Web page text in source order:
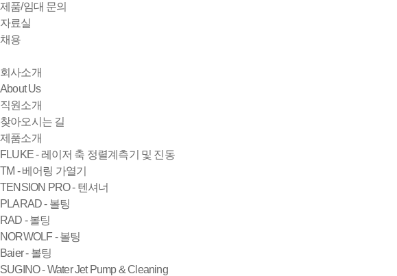
제품/임대 문의
자료실
채용
회사소개
About Us
직원소개
찾아오시는 길
제품소개
FLUKE - 레이저 축 정렬계측기 및 진동
TM - 베어링 가열기
TENSION PRO - 텐셔너
PLARAD - 볼팅
RAD - 볼팅
NORWOLF - 볼팅
Baier - 볼팅
SUGINO - Water Jet Pump & Cleaning